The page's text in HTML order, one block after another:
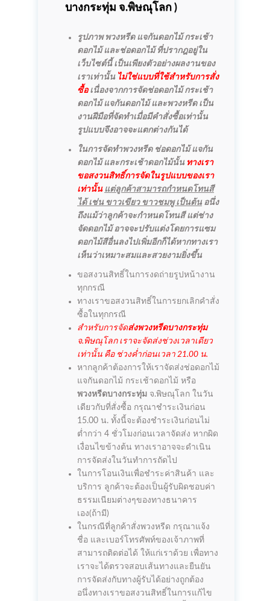
บางกระทุ่ม จ.พิษณุโลก )
รูปภาพ พวงหรีด แจกันดอกไม้ กระเช้า
ดอกไม้ และช่อดอกไม้ ที่ปรากฎอยู่ใน
เว็บไซต์นี้ เป็นเพียงตัวอย่างผลงานของ
เราเท่านั้น ไม่ใช่แบบที่ใช้สำหรับการสั่ง
ซื้อเนื่องจากการจัดช่อดอกไม้ กระเช้า
ดอกไม้ แจกันดอกไม้ และพวงหรีด เป็น
งานฝีมือที่จัดทำเมื่อมีคำสั่งซื้อเท่านั้น
รูปแบบจึงอาจจะแตกต่างกันได้
ในการจัดทำพวงหรีด ช่อดอกไม้ แจกัน
ดอกไม้ และกระเช้าดอกไม้นั้น ทางเรา
ขอสงวนสิทธิ์การจัดในรูปแบบของเรา
เท่านั้น แต่ลูกค้าสามารถกำหนดโทนสี
ได้ เช่น ขาวเขียว ขาวชมพู เป็นต้นอนึ่ง
ถึงแม้ว่าลูกค้าจะกำหนดโทนสี แต่ช่าง
จัดดอกไม้ อาจจะปรับแต่งโดยการแซม
ดอกไม้สีอื่นลงไปเพิ่มอีกก็ได้หากทางเรา
เห็นว่าเหมาะสมและสวยงามยิ่งขึ้น
ขอสงวนสิทธิ์ในการงดถ่ายรูปหน้างาน
ทุกกรณี
ทางเราขอสงวนสิทธิ์ในการยกเลิกคำสั่ง
ซื้อในทุกกรณี
สำหรับการจัดส่งพวงหรีดบางกระทุ่ม
จ.พิษณุโลก เราจะจัดส่งช่วงเวลาเดียว
เท่านั้น คือ ช่วงค่ำก่อนเวลา 21.00 น.
หากลูกค้าต้องการให้เราจัดส่งช่อดอกไม้
แจกันดอกไม้ กระเช้าดอกไม้ หรือ
พวงหรีดบางกระทุ่ม จ.พิษณุโลก ในวัน
เดียวกับที่สั่งซื้อ กรุณาชำระเงินก่อน
15.00 น. ทั้งนี้จะต้องชำระเงินก่อนไม่
ต่ำกว่า 4 ชั่วโมงก่อนเวลาจัดส่ง หากผิด
เงื่อนไขข้างต้น ทางเราอาจจะดำเนิน
การจัดส่งในวันทำการถัดไป
ในการโอนเงินเพื่อชำระค่าสินค้า และ
บริการ ลูกค้าจะต้องเป็นผู้รับผิดชอบค่า
ธรรมเนียมต่างๆของทางธนาคาร
เอง(ถ้ามี)
ในกรณีที่ลูกค้าสั่งพวงหรีด กรุณาแจ้ง
ชื่อ และเบอร์โทรศัพท์ของเจ้าภาพที่
สามารถติดต่อได้ ให้แก่เราด้วย เพื่อทาง
เราจะได้ตรวจสอบเส้นทางและยืนยัน
การจัดส่งกับทางผู้รับได้อย่างถูกต้อง
อนึ่งทางเราขอสงวนสิทธิ์ในการแก้ไข